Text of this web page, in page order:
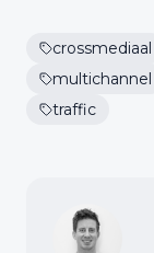
crossmediaal
multichannel
traffic